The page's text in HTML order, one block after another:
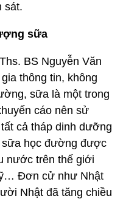
sát.
sữa
BS Nguyễn Văn
thông tin, không
sữa là một trong
cáo nên sử
cả tháp dinh dưỡng
học đường được
nước trên thế giới
Đơn cử như Nhật
Nhật đã tăng chiều